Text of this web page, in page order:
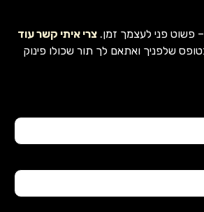
פשוט פני לעצמך זמן. צרי איתי קשר עוד
שלפניך ואתאם לך תור שכולו פינוק